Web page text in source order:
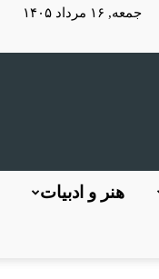
هنر و ادبیات